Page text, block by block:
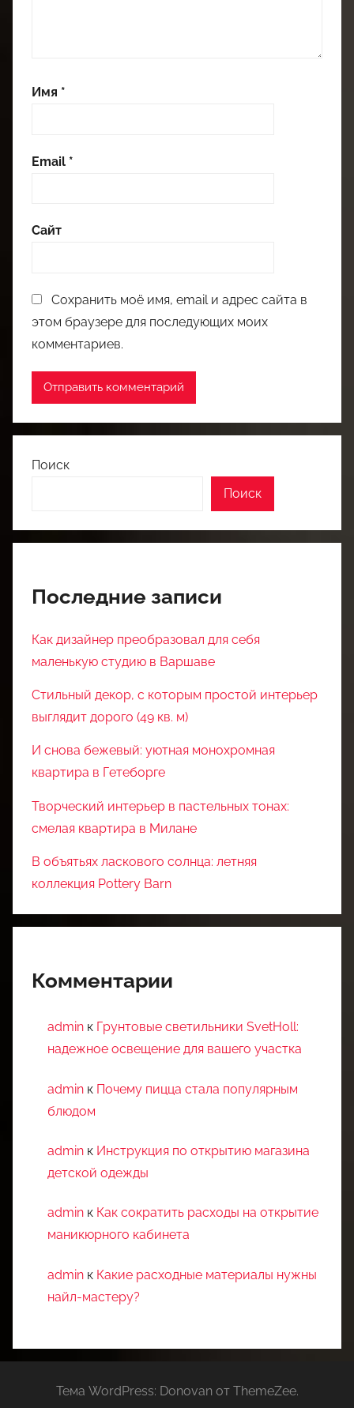
Имя *
Email *
Сайт
Сохранить моё имя, email и адрес сайта в
этом браузере для последующих моих
комментариев.
Поиск
Поиск
Последние записи
Как дизайнер преобразовал для себя
маленькую студию в Варшаве
Стильный декор, с которым простой интерьер
выглядит дорого (49 кв. м)
И снова бежевый: уютная монохромная
квартира в Гетеборге
Творческий интерьер в пастельных тонах:
смелая квартира в Милане
В объятьях ласкового солнца: летняя
коллекция Pottery Barn
Комментарии
admin к Грунтовые светильники SvetHoll:
надежное освещение для вашего участка
admin к Почему пицца стала популярным
блюдом
admin к Инструкция по открытию магазина
детской одежды
admin к Как сократить расходы на открытие
маникюрного кабинета
admin к Какие расходные материалы нужны
найл-мастеру?
Тема WordPress: Donovan от ThemeZee.